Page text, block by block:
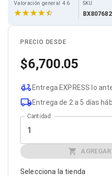
Cables Coaxiales
Accesorios para Cables
Jacks de Red
Conectores
Herramientas para Cables
Pinzas Ponchadoras
Cortadoras de Cable
Protectores para Cables
Bobinas
Cableado Estructurado
Cinchos
Adaptadores
Adaptadores PC
Valoración general 4.6 SKU
PRECIO DESDE
6,700.05
Entrega EXPRESS lo
Entrega de 2 a 5 días
Cantidad
Selecciona la tienda